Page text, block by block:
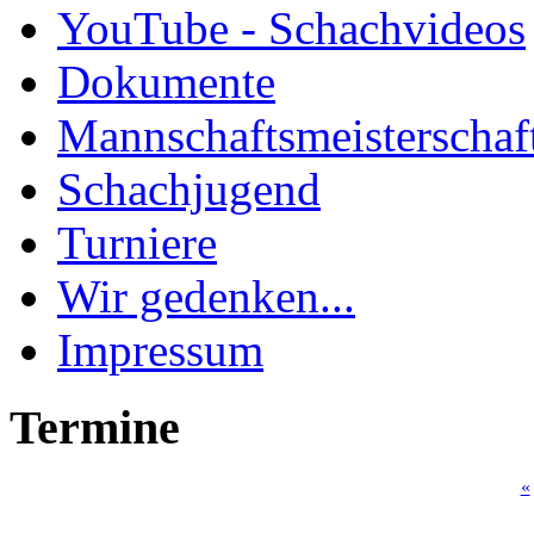
YouTube - Schachvideos
Dokumente
Schachjugend
Turniere
Wir gedenken...
Impressum
Termine
«